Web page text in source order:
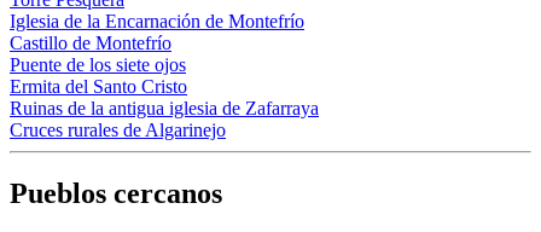
Iglesia de la Encarnación de Montefrío
Castillo de Montefrío
Puente de los siete ojos
Ermita del Santo Cristo
Ruinas de la antigua iglesia de Zafarraya
Cruces rurales de Algarinejo
Pueblos cercanos